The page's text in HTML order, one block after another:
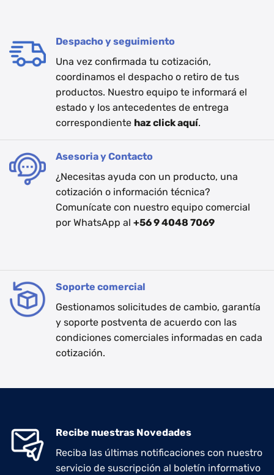
Despacho y seguimiento
Una vez confirmada tu cotización,
coordinamos el despacho o retiro de tus
productos. Nuestro equipo te informará el
estado y los antecedentes de entrega
correspondiente haz click aquí.
Asesoria y Contacto
¿Necesitas ayuda con un producto, una
cotización o información técnica?
Comunícate con nuestro equipo comercial
por WhatsApp al +56 9 4048 7069
Soporte comercial
Gestionamos solicitudes de cambio, garantía
y soporte postventa de acuerdo con las
condiciones comerciales informadas en cada
cotización.
Recibe nuestras Novedades
Reciba las últimas notificaciones con nuestro
servicio de suscripción al boletín informativo